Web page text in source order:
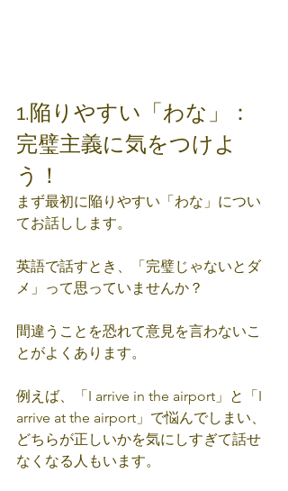
1.陥りやすい「わな」：
完璧主義に気をつけよ
う！
まず最初に陥りやすい「わな」につい
てお話しします。
英語で話すとき、「完璧じゃないとダ
メ」って思っていませんか？
間違うことを恐れて意見を言わないこ
とがよくあります。
例えば、「I arrive in the airport」と「I
arrive at the airport」で悩んでしまい、
どちらが正しいかを気にしすぎて話せ
なくなる人もいます。